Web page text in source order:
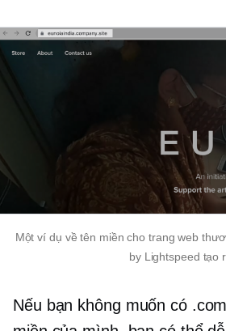
Một ví dụ về tên miền cho trang web
by Lightspeed tạo
Nếu bạn không muốn có